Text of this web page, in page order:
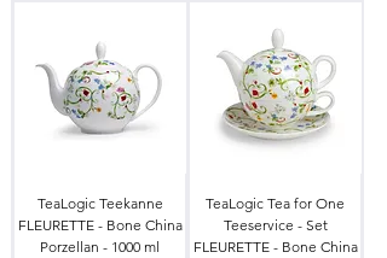
TeaLogic Teekanne
FLEURETTE - Bone China
Porzellan - 1000 ml
TeaLogic Tea for One
Teeservice - Set
FLEURETTE - Bone China